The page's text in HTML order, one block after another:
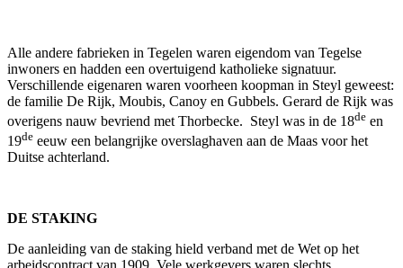
Alle andere fabrieken in Tegelen waren eigendom van Tegelse
inwoners en hadden een overtuigend katholieke signatuur.
Verschillende eigenaren waren voorheen koopman in Steyl geweest:
de familie De Rijk, Moubis, Canoy en Gubbels. Gerard de Rijk was
overigens nauw bevriend met Thorbecke. Steyl was in de 18de en
19de eeuw een belangrijke overslaghaven aan de Maas voor het
Duitse achterland.
DE STAKING
De aanleiding van de staking hield verband met de Wet op het